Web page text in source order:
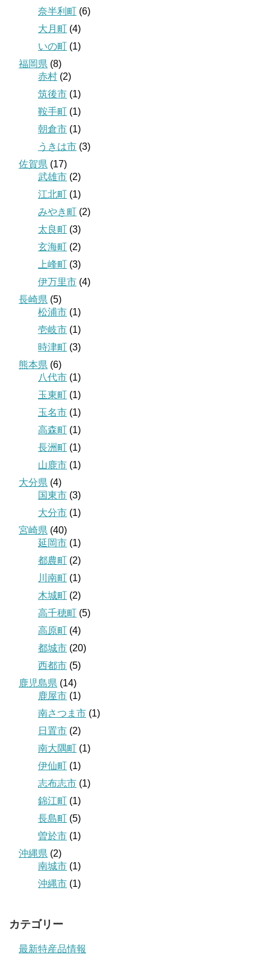
奈半利町 (6)
大月町 (4)
いの町 (1)
福岡県 (8)
赤村 (2)
筑後市 (1)
鞍手町 (1)
朝倉市 (1)
うきは市 (3)
佐賀県 (17)
武雄市 (2)
江北町 (1)
みやき町 (2)
太良町 (3)
玄海町 (2)
上峰町 (3)
伊万里市 (4)
長崎県 (5)
松浦市 (1)
壱岐市 (1)
時津町 (3)
熊本県 (6)
八代市 (1)
玉東町 (1)
玉名市 (1)
高森町 (1)
長洲町 (1)
山鹿市 (1)
大分県 (4)
国東市 (3)
大分市 (1)
宮崎県 (40)
延岡市 (1)
都農町 (2)
川南町 (1)
木城町 (2)
高千穂町 (5)
高原町 (4)
都城市 (20)
西都市 (5)
鹿児島県 (14)
鹿屋市 (1)
南さつま市 (1)
日置市 (2)
南大隅町 (1)
伊仙町 (1)
志布志市 (1)
錦江町 (1)
長島町 (5)
曽於市 (1)
沖縄県 (2)
南城市 (1)
沖縄市 (1)
カテゴリー
最新特産品情報